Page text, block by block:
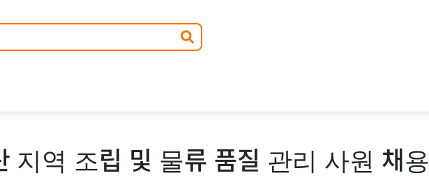
지역 조립 및 물류 품질 관리 사원 채용